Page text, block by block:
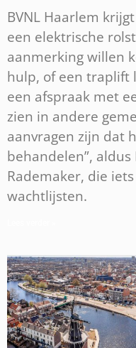
BVNL Haarlem
een elektrische
aanmerking willen
hulp, of een traplift
een afspraak met
zien in andere
aanvragen zijn dat
behandelen”, aldus
Rademaker, die
wachtlijsten.